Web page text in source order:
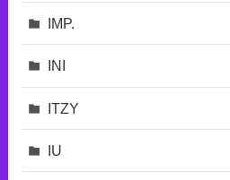
IMP.
INI
ITZY
IU